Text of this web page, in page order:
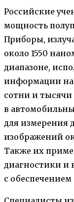
Российские
мощность
Приборы,
около 1550
диапазоне,
информации на
сотни и тысячи
в
для измерения
изображений
Также их
диагностики и
с обеспечением